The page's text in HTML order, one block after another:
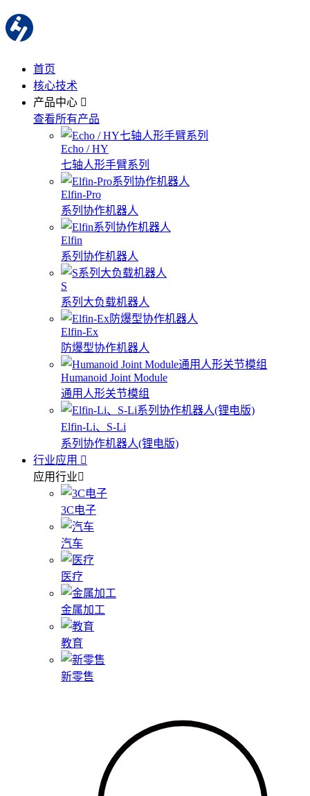
首页
核心技术
产品中心
查看所有产品
Echo / HY
七轴人形手臂系列
Elfin-Pro
系列协作机器人
Elfin
系列协作机器人
S
系列大负载机器人
Elfin-Ex
防爆型协作机器人
Humanoid Joint Module
通用人形关节模组
Elfin-Li、S-Li
系列协作机器人(锂电版)
行业应用
应用行业
3C电子
汽车
医疗
金属加工
教育
新零售